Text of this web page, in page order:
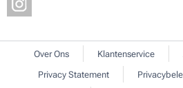
Over Ons Klantenservice
Privacy Statement